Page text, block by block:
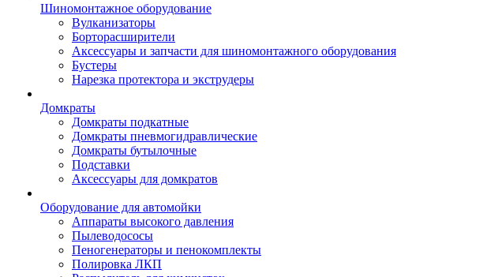
Шиномонтажное оборудование
Вулканизаторы
Борторасширители
Аксессуары и запчасти для шиномонтажного оборудования
Бустеры
Нарезка протектора и экструдеры
Домкраты
Домкраты подкатные
Домкраты пневмогидравлические
Домкраты бутылочные
Подставки
Аксессуары для домкратов
Оборудование для автомойки
Аппараты высокого давления
Пылеводососы
Пеногенераторы и пенокомплекты
Полировка ЛКП